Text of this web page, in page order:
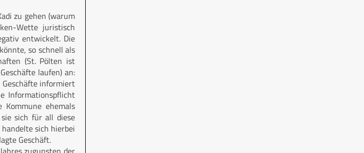
zu gehen (warum
Wette juristisch
entwickelt. Die
so schnell als
(St. Pölten ist
laufen) an:
informiert
Informationspflicht
ehemals
sich für all diese
sich hierbei
Geschäft.